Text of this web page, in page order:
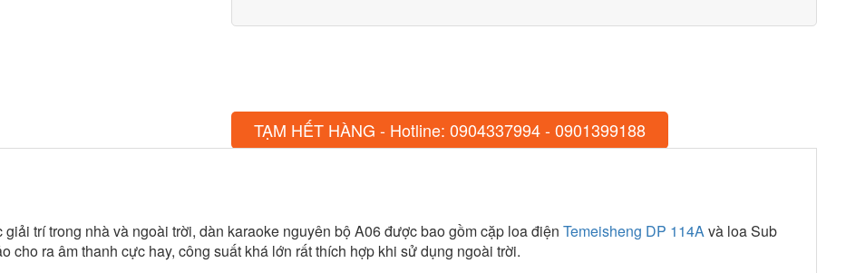
TẠM HẾT HÀNG - Hotline: 0904337994 - 0901399188
giải trí trong nhà và ngoài trời, dàn karaoke nguyên bộ A06 được bao gồm cặp loa điện Temeisheng DP 114Avà loa Sub
cho ra âm thanh cực hay, công suất khá lớn rất thích hợp khi sử dụng ngoài trời.